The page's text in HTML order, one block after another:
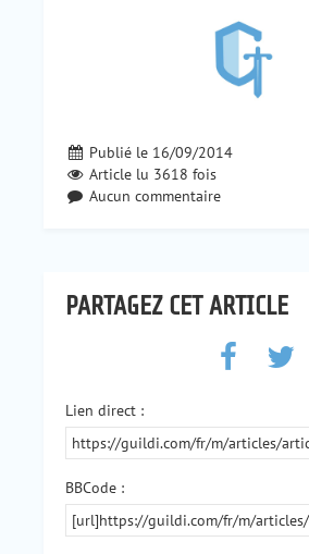
Publié le 16/09/2014
Article lu 3618 fois
Aucun commentaire
PARTAGEZ CET ARTICLE
Lien direct :
BBCode :